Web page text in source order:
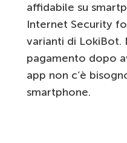
affidabile su
Internet Security
varianti di LokiBot.
pagamento dopo
app non c’è
smartphone.